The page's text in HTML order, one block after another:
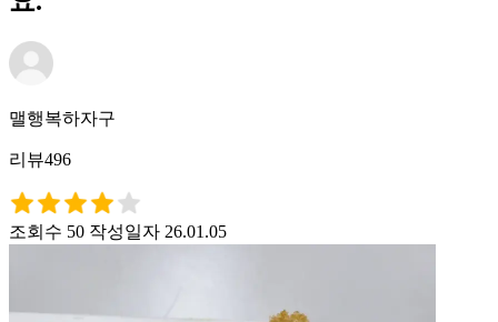
맬행복하자구
리뷰496
조회수 50 작성일자 26.01.05